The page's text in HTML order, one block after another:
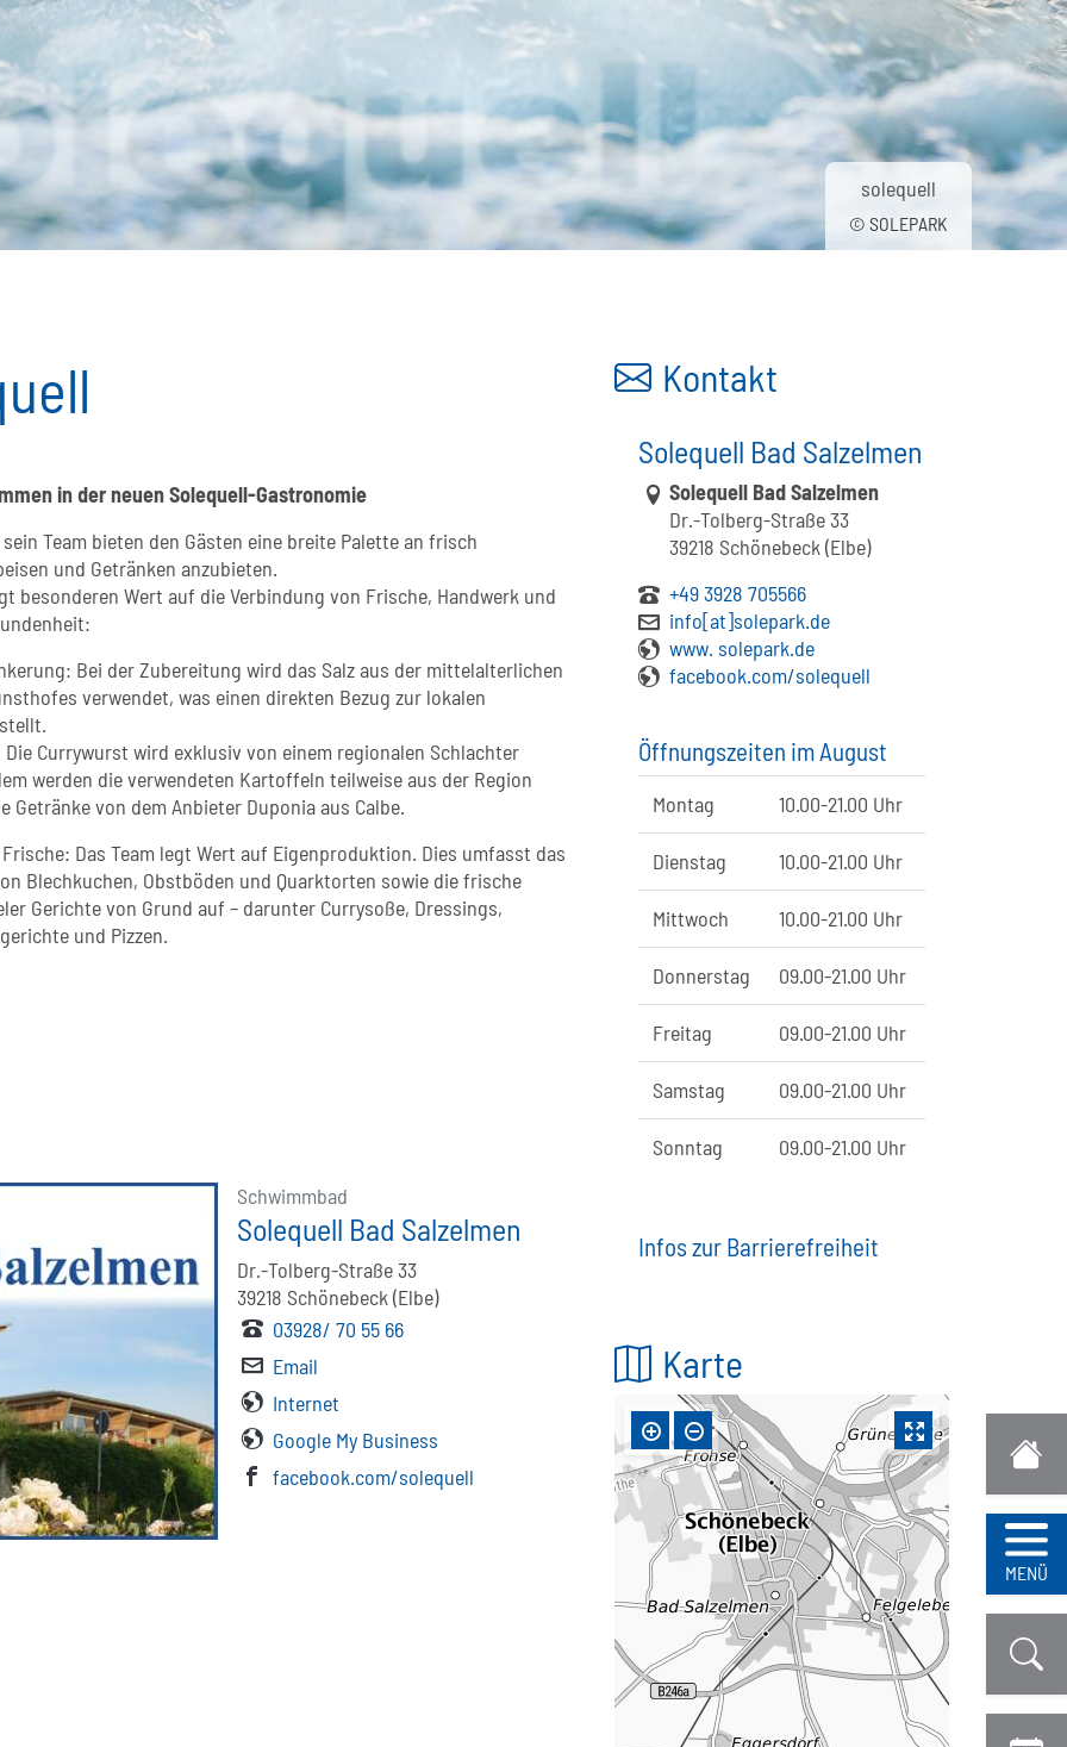
MENÜ
solequell
© SOLEPARK
in der neuen Solequell-Gastronomie
Team bieten den Gästen eine breite Palette an frisch
und Getränken anzubieten.
besonderen Wert auf die Verbindung von Frische, Handwerk und
Bei der Zubereitung wird das Salz aus der mittelalterlichen
verwendet, was einen direkten Bezug zur lokalen
Currywurst wird exklusiv von einem regionalen Schlachter
werden die verwendeten Kartoffeln teilweise aus der Region
Getränke von dem Anbieter Duponia aus Calbe.
Das Team legt Wert auf Eigenproduktion. Dies umfasst das
Blechkuchen, Obstböden und Quarktorten sowie die frische
Gerichte von Grund auf – darunter Currysoße, Dressings,
und Pizzen.
Schwimmbad
Solequell Bad Salzelmen
Dr.-Tolberg-Straße 33
39218 Schönebeck (Elbe)
03928/ 70 55 66
Email
Internet
Google My Business
facebook.com/solequell
Kontakt
Solequell Bad Salzelmen
Link zur Google-Maps Navigation
Solequell Bad Salzelmen
Dr.-Tolberg-Straße 33
39218 Schönebeck (Elbe)
+49 3928 705566
info[at]solepark.de
www. solepark.de
facebook.com/solequell
Öffnungszeiten im August
Montag 10.00-21.00 Uhr
Dienstag 10.00-21.00 Uhr
Mittwoch 10.00-21.00 Uhr
Donnerstag 09.00-21.00 Uhr
Freitag 09.00-21.00 Uhr
Samstag 09.00-21.00 Uhr
Sonntag 09.00-21.00 Uhr
Infos zur Barrierefreiheit
Karte